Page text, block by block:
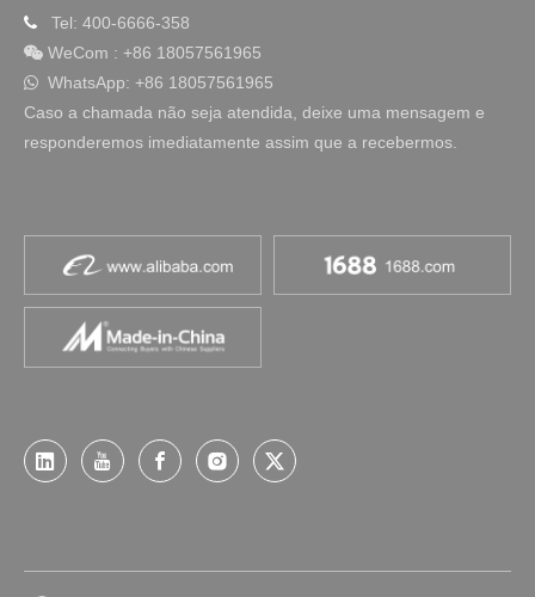
 Tel: 400-6666-358
 WeCom : +86 18057561965
 WhatsApp: +86 18057561965
Caso a chamada não seja atendida, deixe uma mensagem e
responderemos imediatamente assim que a recebermos.